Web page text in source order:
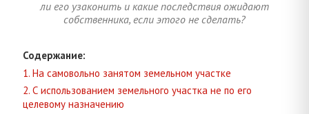
ли его узаконить и какие последствия ожидают
собственника, если этого не сделать?
Содержание:
1. На самовольно занятом земельном участке
2. С использованием земельного участка не по его
целевому назначению